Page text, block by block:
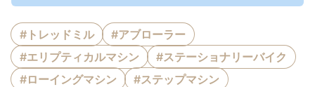
#トレッドミル
#アブローラー
#エリプティカルマシン
#ステーショナリーバイク
#ローイングマシン
#ステップマシン